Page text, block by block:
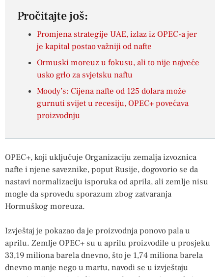
Pročitajte još:
Promjena strategije UAE, izlaz iz OPEC-a jer
je kapital postao važniji od nafte
Ormuski moreuz u fokusu, ali to nije najveće
usko grlo za svjetsku naftu
Moody’s: Cijena nafte od 125 dolara može
gurnuti svijet u recesiju, OPEC+ povećava
proizvodnju
OPEC+, koji uključuje Organizaciju zemalja izvoznica
nafte i njene saveznike, poput Rusije, dogovorio se da
nastavi normalizaciju isporuka od aprila, ali zemlje nisu
mogle da sprovedu sporazum zbog zatvaranja
Hormuškog moreuza.
Izvještaj je pokazao da je proizvodnja ponovo pala u
aprilu. Zemlje OPEC+ su u aprilu proizvodile u prosjeku
33,19 miliona barela dnevno, što je 1,74 miliona barela
dnevno manje nego u martu, navodi se u izvještaju